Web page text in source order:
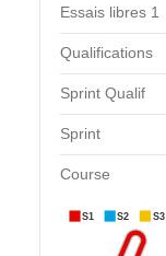
Essais libres 1
Qualifications
Sprint Qualif
Sprint
Course
S1 S2 S3